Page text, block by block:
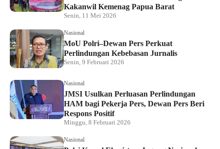
Kakanwil Kemenag Papua Barat
Senin, 11 Mei 2026
Nasional
MoU Polri–Dewan Pers Perkuat
Perlindungan Kebebasan Jurnalis
Senin, 9 Februari 2026
Nasional
JMSI Usulkan Perluasan Perlindungan
HAM bagi Pekerja Pers, Dewan Pers Beri
Respons Positif
Minggu, 8 Februari 2026
Nasional